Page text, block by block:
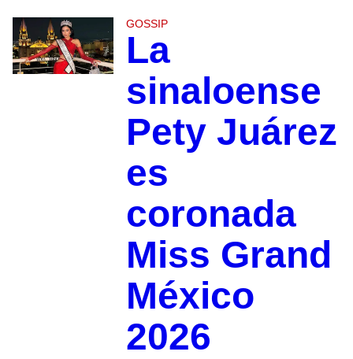
GOSSIP
La
sinaloense
Pety Juárez
es
coronada
Miss Grand
México
2026